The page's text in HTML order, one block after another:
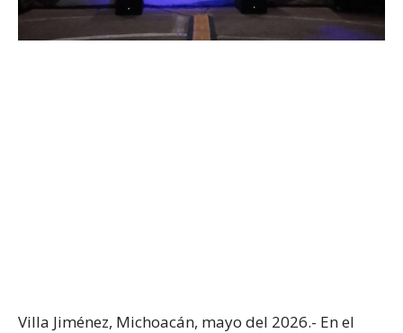
Villa Jiménez, Michoacán, mayo del 2026.- En el